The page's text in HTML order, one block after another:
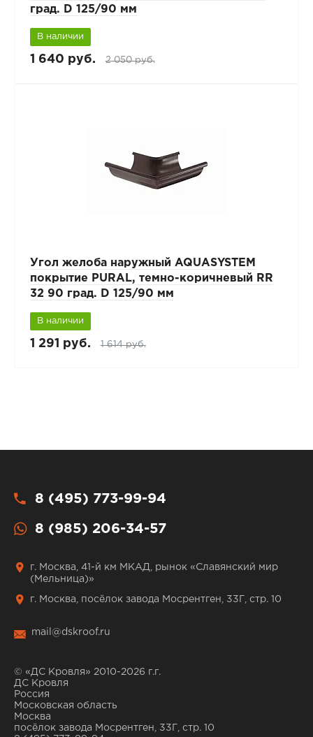
град. D 125/90 мм
В наличии
1 640 руб. 2 050 руб.
Угол желоба наружный AQUASYSTEM
покрытие PURAL, темно-коричневый RR
32 90 град. D 125/90 мм
В наличии
1 291 руб. 1 614 руб.
8 (495) 773-99-94
8 (985) 206-34-57
г. Москва, 41-й км МКАД, рынок «Славянский мир
(Мельница)»
г. Москва, посёлок завода Мосрентген, 33Г, стр. 10
mail@dskroof.ru
© «ДС Кровля» 2010-2026 г.г.
ДС Кровля
Россия
Московская область
Москва
посёлок завода Мосрентген, 33Г, стр. 10